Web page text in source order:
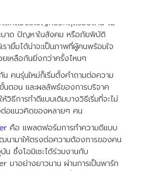
โลกต้องเผชิญกับวิกฤติรอบด้าน ไม่
ะบาด ปัญหาในสังคม หรือภัยพิบัติ
รายิ้มได้น่าจะเป็นภาพที่ผู้คนพร้อมใจ
เหลือกันยิ่งกว่าครั้งไหนๆ
คนรุ่นใหม่ก็เริ่มตั้งคำถามต่อความ
ตอน และผลลัพธ์ของการบริจาค
วิธีการทำดีแบบเดิมบางวิธีเริ่มที่จะไม่
อแนวคิดของหลายๆ คน
คือ แพลตฟอร์มการทำความดีแบบ
นามาให้ตรงต่อความต้องการของคน
น ซึ่งโอมิเซะได้ร่วมงานกับ
มาอย่างยาวนาน ผ่านการเป็นพาร์ท